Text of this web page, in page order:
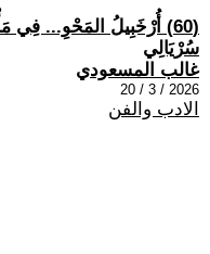
(60) أُرْخَبِيلُ المَحْوِ... فِي
سُرْيَالِي
غالب المسعودي
2026 / 3 / 20
الادب والفن